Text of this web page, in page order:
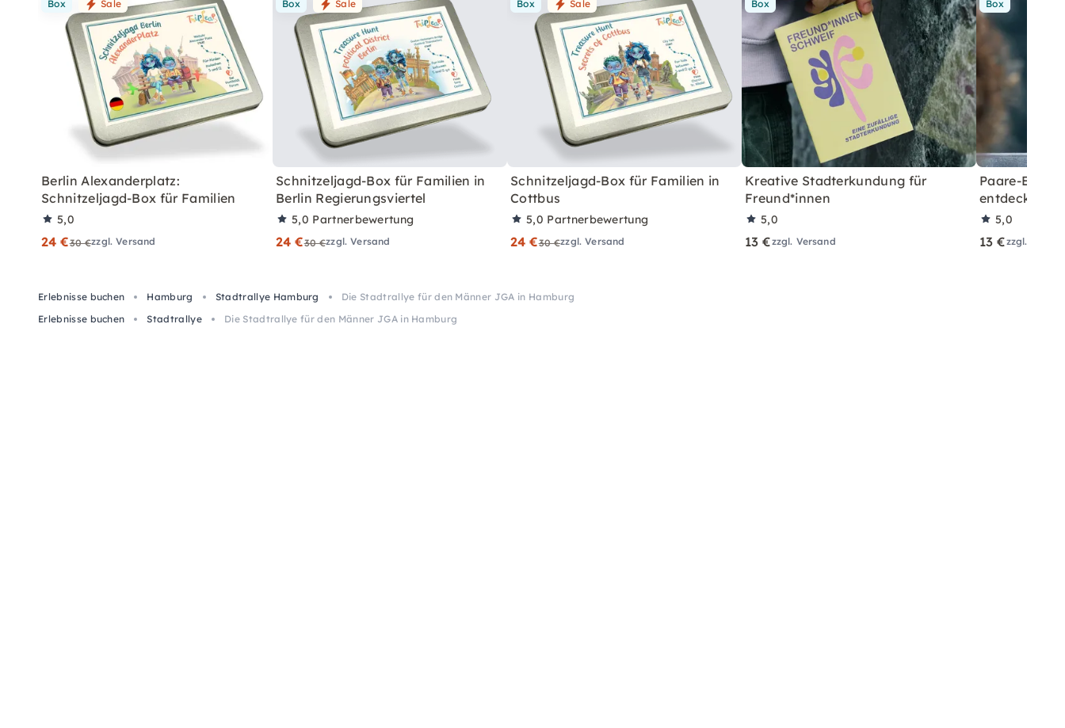
Box Sale
Berlin Alexanderplatz:
Schnitzeljagd-Box für Familien
5,0
24 €30 €zzgl. Versand
Box Sale
Schnitzeljagd-Box für Familien in
Berlin Regierungsviertel
5,0 Partnerbewertung
24 €30 €zzgl. Versand
Box Sale
Schnitzeljagd-Box für Familien in
Cottbus
5,0 Partnerbewertung
24 €30 €zzgl. Versand
Box
Kreative Stadterkundung für
Freund*innen
5,0
13 €zzgl. Versand
Box
Paare-
entdecken
5,0
13 €zzgl.
Erlebnisse buchen Hamburg Stadtrallye Hamburg
Die Stadtrallye für den Männer JGA in Hamburg
Erlebnisse buchen
Stadtrallye Die Stadtrallye für den Männer JGA in Hamburg